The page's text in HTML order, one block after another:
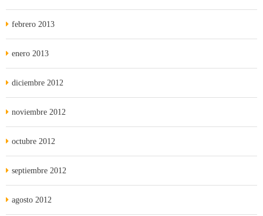
febrero 2013
enero 2013
diciembre 2012
noviembre 2012
octubre 2012
septiembre 2012
agosto 2012